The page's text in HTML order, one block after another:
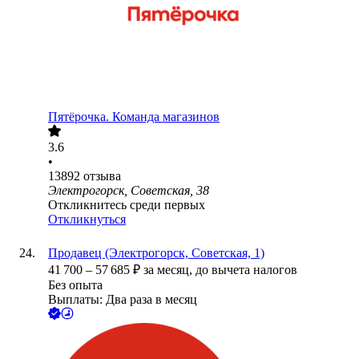
Пятёрочка. Команда магазинов
3.6
•
13892 отзыва
Электрогорск, Советская, 38
Откликнитесь среди первых
Откликнуться
Продавец (Электрогорск, Советская, 1)
41 700 – 57 685 ₽ за месяц, до вычета налогов
Без опыта
Выплаты: Два раза в месяц